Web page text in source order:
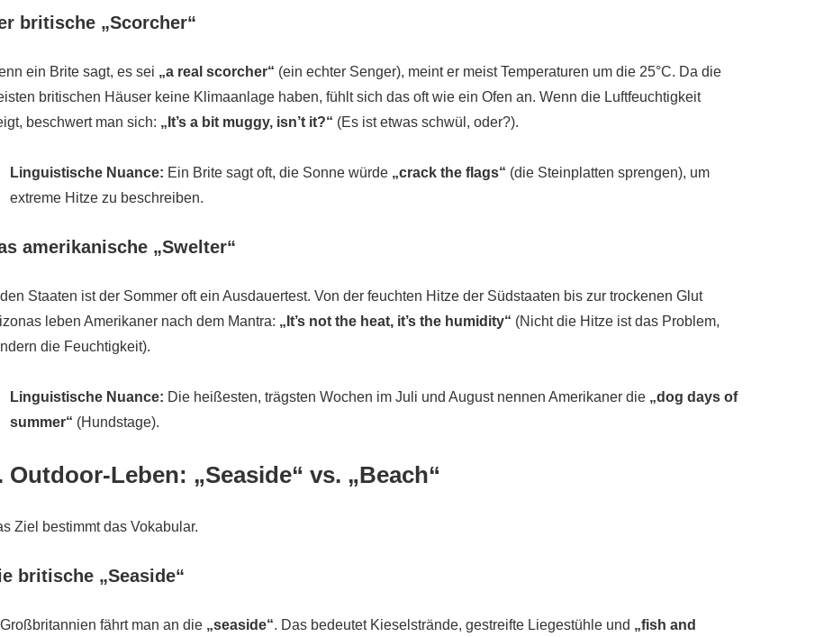
britische „Scorcher“
ein Brite sagt, es sei „a real scorcher“ (ein echter Senger), meint er meist Temperaturen um die 25°C. Da die
britischen Häuser keine Klimaanlage haben, fühlt sich das oft wie ein Ofen an. Wenn die Luftfeuchtigkeit
beschwert man sich: „It’s a bit muggy, isn’t it?“ (Es ist etwas schwül, oder?).
Linguistische Nuance: Ein Brite sagt oft, die Sonne würde „crack the flags“ (die Steinplatten sprengen), um
extreme Hitze zu beschreiben.
amerikanische „Swelter“
den Staaten ist der Sommer oft ein Ausdauertest. Von der feuchten Hitze der Südstaaten bis zur trockenen Glut
leben Amerikaner nach dem Mantra: „It’s not the heat, it’s the humidity“ (Nicht die Hitze ist das Problem,
die Feuchtigkeit).
Linguistische Nuance: Die heißesten, trägsten Wochen im Juli und August nennen Amerikaner die „dog days of
summer“ (Hundstage).
Outdoor-Leben: „Seaside“ vs. „Beach“
Ziel bestimmt das Vokabular.
britische „Seaside“
Großbritannien fährt man an die „seaside“. Das bedeutet Kieselstrände, gestreifte Liegestühle und „fish and